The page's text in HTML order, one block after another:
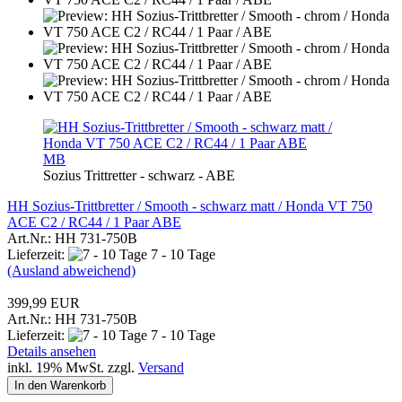
MB
Sozius Trittretter - schwarz - ABE
HH Sozius-Trittbretter / Smooth - schwarz matt / Honda VT 750
ACE C2 / RC44 / 1 Paar ABE
Art.Nr.: HH 731-750B
Lieferzeit:
7 - 10 Tage
(Ausland abweichend)
399,99 EUR
Art.Nr.: HH 731-750B
Lieferzeit:
7 - 10 Tage
Details ansehen
inkl. 19% MwSt. zzgl. Versand
In den Warenkorb